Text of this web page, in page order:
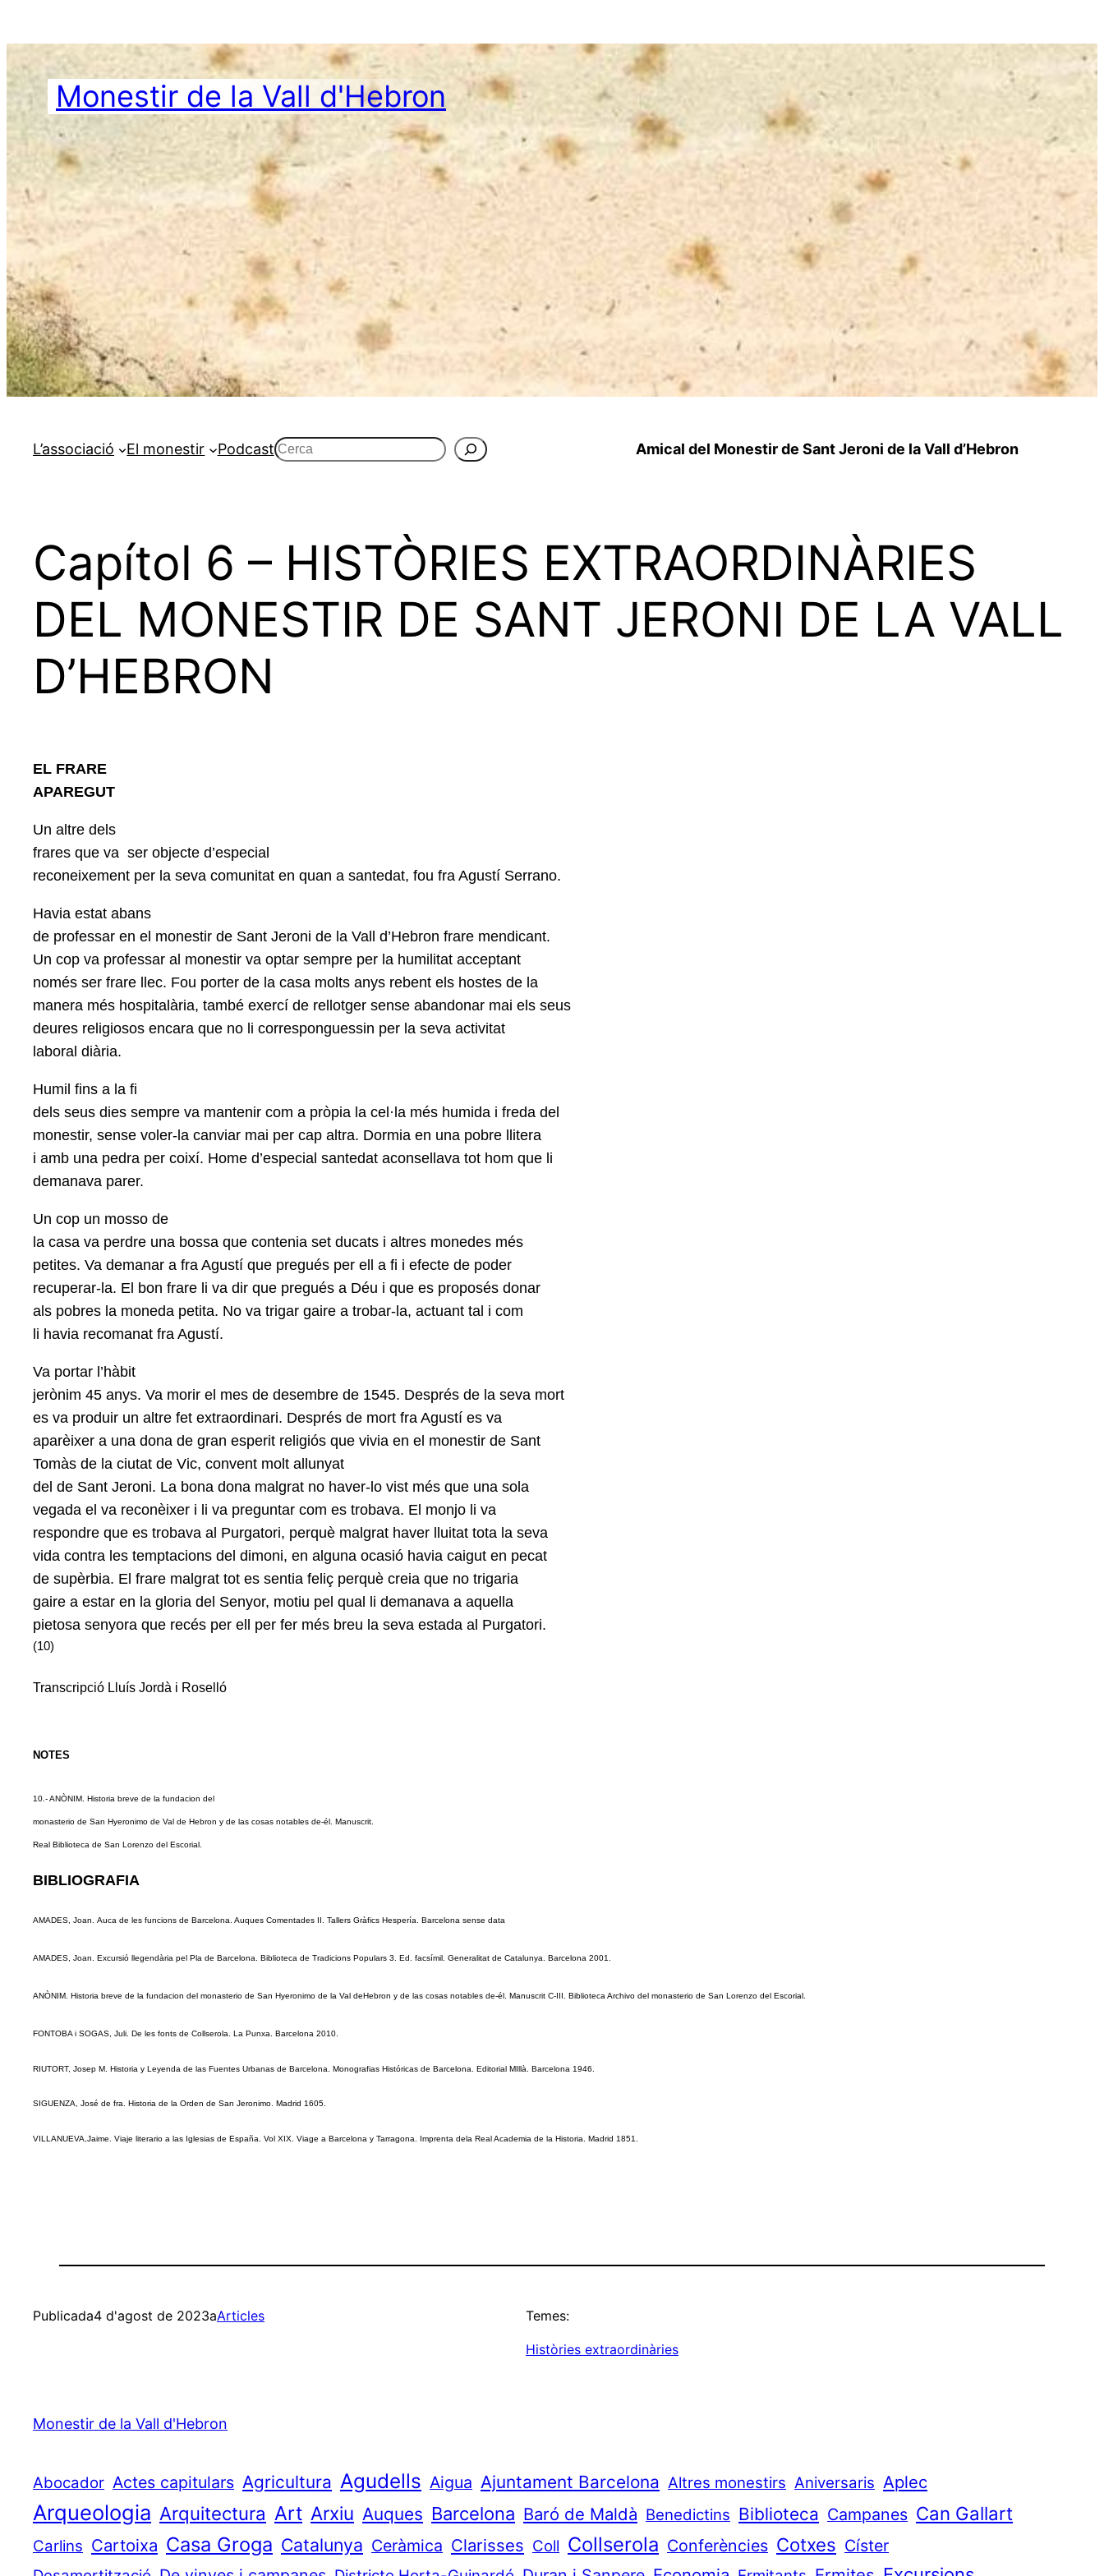
al
contingut
Monestir de la Vall d'Hebron
L’associació El monestir PodcastCerca Amical del Monestir de Sant Jeroni de la Vall d’Hebron
Capítol 6 – HISTÒRIES EXTRAORDINÀRIES
DEL MONESTIR DE SANT JERONI DE LA VALL
D’HEBRON
EL FRARE
APAREGUT
Un altre dels
frares que va ser objecte d’especial
reconeixement per la seva comunitat en quan a santedat, fou fra Agustí Serrano.
Havia estat abans
de professar en el monestir de Sant Jeroni de la Vall d’Hebron frare mendicant.
Un cop va professar al monestir va optar sempre per la humilitat acceptant
només ser frare llec. Fou porter de la casa molts anys rebent els hostes de la
manera més hospitalària, també exercí de rellotger sense abandonar mai els seus
deures religiosos encara que no li corresponguessin per la seva activitat
laboral diària.
Humil fins a la fi
dels seus dies sempre va mantenir com a pròpia la cel·la més humida i freda del
monestir, sense voler-la canviar mai per cap altra. Dormia en una pobre llitera
i amb una pedra per coixí. Home d’especial santedat aconsellava tot hom que li
demanava parer.
Un cop un mosso de
la casa va perdre una bossa que contenia set ducats i altres monedes més
petites. Va demanar a fra Agustí que pregués per ell a fi i efecte de poder
recuperar-la. El bon frare li va dir que pregués a Déu i que es proposés donar
als pobres la moneda petita. No va trigar gaire a trobar-la, actuant tal i com
li havia recomanat fra Agustí.
Va portar l’hàbit
jerònim 45 anys. Va morir el mes de desembre de 1545. Després de la seva mort
es va produir un altre fet extraordinari. Després de mort fra Agustí es va
aparèixer a una dona de gran esperit religiós que vivia en el monestir de Sant
Tomàs de la ciutat de Vic, convent molt allunyat
del de Sant Jeroni. La bona dona malgrat no haver-lo vist més que una sola
vegada el va reconèixer i li va preguntar com es trobava. El monjo li va
respondre que es trobava al Purgatori, perquè malgrat haver lluitat tota la seva
vida contra les temptacions del dimoni, en alguna ocasió havia caigut en pecat
de supèrbia. El frare malgrat tot es sentia feliç perquè creia que no trigaria
gaire a estar en la gloria del Senyor, motiu pel qual li demanava a aquella
pietosa senyora que recés per ell per fer més breu la seva estada al Purgatori.
(10)
Transcripció Lluís Jordà i Roselló
NOTES
10.- ANÒNIM. Historia breve de la fundacion del
monasterio de San Hyeronimo de Val de Hebron y de las cosas notables de-él. Manuscrit.
Real Biblioteca de San Lorenzo del Escorial.
BIBLIOGRAFIA
AMADES, Joan. Auca de les funcions de Barcelona. Auques Comentades II. Tallers Gràfics Hespería. Barcelona sense data
AMADES, Joan. Excursió llegendària pel Pla de Barcelona. Biblioteca de Tradicions Populars 3. Ed. facsímil. Generalitat de Catalunya. Barcelona 2001.
ANÒNIM. Historia breve de la fundacion del monasterio de San Hyeronimo de la Val deHebron y de las cosas notables de-él. Manuscrit C-III. Biblioteca Archivo del monasterio de San Lorenzo del Escorial.
FONTOBA i SOGAS, Juli. De les fonts de Collserola. La Punxa. Barcelona 2010.
RIUTORT, Josep M. Historia y Leyenda de las Fuentes Urbanas de Barcelona. Monografias Históricas de Barcelona. Editorial MIllà. Barcelona 1946.
SIGUENZA, José de fra. Historia de la Orden de San Jeronimo. Madrid 1605.
VILLANUEVA,Jaime. Viaje literario a las Iglesias de España. Vol XIX. Viage a Barcelona y Tarragona. Imprenta dela Real Academia de la Historia. Madrid 1851.
Publicada4 d'agost de 2023aArticles Temes:
Històries extraordinàries
Monestir de la Vall d'Hebron
Abocador Actes capitulars Agricultura Agudells Aigua Ajuntament Barcelona Altres monestirs Aniversaris Aplec
Arqueologia Arquitectura Art Arxiu Auques Barcelona Baró de Maldà Benedictins Biblioteca Campanes Can Gallart
Carlins Cartoixa Casa Groga Catalunya Ceràmica Clarisses Coll Collserola Conferències Cotxes Císter